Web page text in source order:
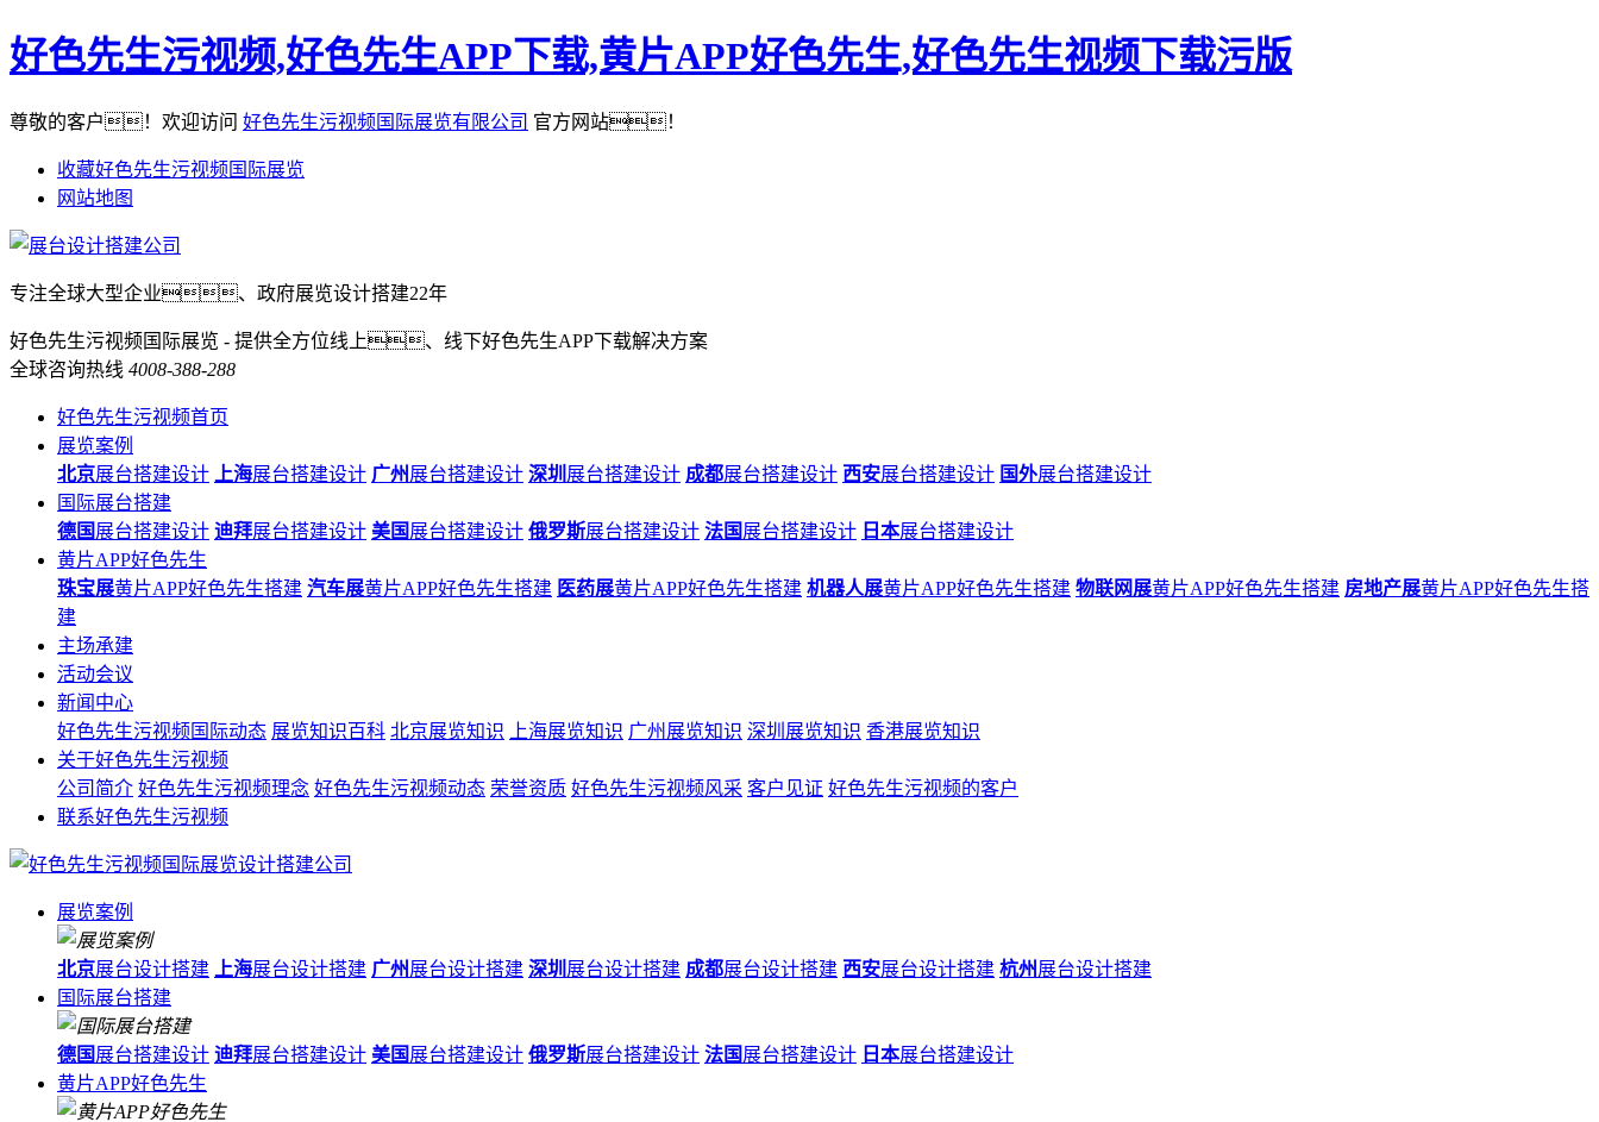
好色先生污视频,好色先生APP下载,黄片APP好色先生,好色先生视频下载污版
尊敬的客户！欢迎访问 好色先生污视频国际展览有限公司 官方网站！
收藏好色先生污视频国际展览
网站地图
专注全球大型企业、政府展览设计搭建22年
好色先生污视频国际展览 - 提供全方位线上、线下好色先生APP下载解决方案
全球咨询热线 4008-388-288
好色先生污视频首页
展览案例
北京展台搭建设计 上海展台搭建设计 广州展台搭建设计 深圳 展台搭建设计 成都展台搭建设计 西安展台搭建设计 国外展台搭建设计
国际展台搭建
德国 展台搭建设计 迪拜展台搭建设计 美国 展台搭建设计 俄罗斯展台搭建设计 法国 展台搭建设计 日本展台搭建设计
黄片APP好色先生
珠宝展黄片APP好色先生搭建 汽车展黄片APP好色先生搭建 医药展黄片APP好色先生搭建 机器人展黄片APP好色先生搭建 物联网展黄片APP好色先生搭建 房地产展黄片APP好色先生搭
建
主场承建
活动会议
新闻中心
好色先生污视频国际动态 展览知识百科 北京展览知识 上海展览知识 广州展览知识 深圳展览知识 香港展览知识
关于好色先生污视频
公司简介 好色先生污视频理念 好色先生污视频动态 荣誉资质 好色先生污视频风采 客户见证 好色先生污视频的客户
联系好色先生污视频
展览案例
北京展台设计搭建 上海展台设计搭建 广州展台设计搭建 深圳 展台设计搭建 成都展台设计搭建 西安展台设计搭建 杭州展台设计搭建
国际展台搭建
德国 展台搭建设计 迪拜展台搭建设计 美国 展台搭建设计 俄罗斯展台搭建设计 法国 展台搭建设计 日本展台搭建设计
黄片APP好色先生